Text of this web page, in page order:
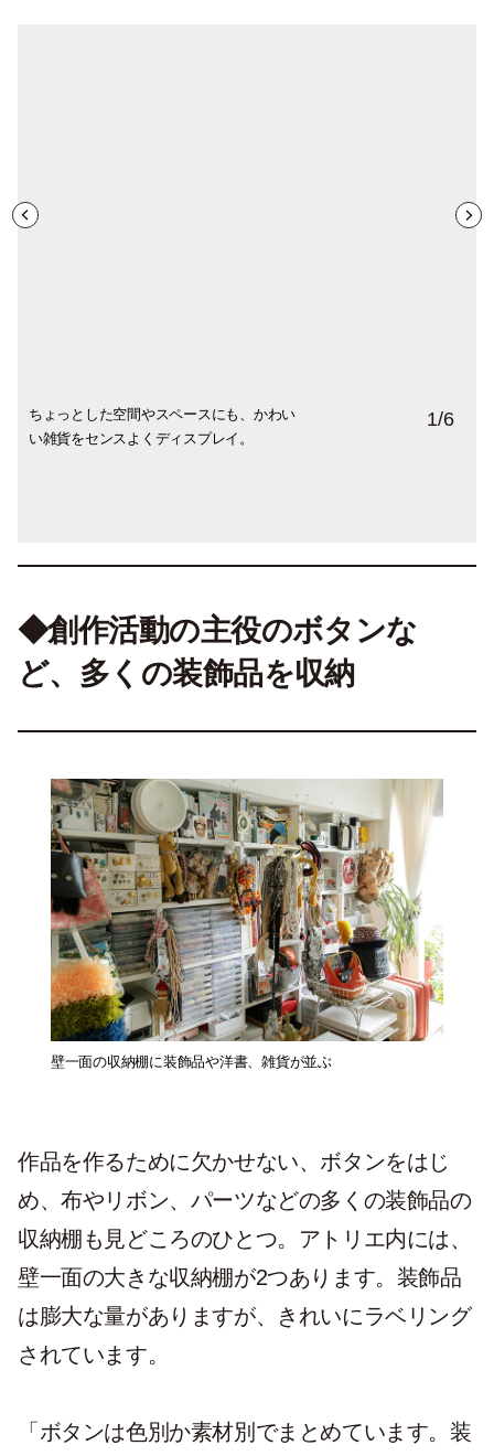
ちょっとした空間やスペースにも、かわい
い雑貨をセンスよくディスプレイ。
お気に入りのブローチは、飾りながら収
納。友人・しんやまさこさんのブランド
アジアのネットバッグや、ヨーロッパヴィ
ンテージの子供服など、背景が豊かなもの
片山さんが憧れている女性の1人、フリーダ
カーロ。「彼女の作品も素晴らしいです
竹久夢二の絵は、片山さんのお父さんが趣
味で集めていたものを譲り受けた。「竹久
観葉植物も大きなS字フックで吊るして。
恐竜や鳥のオブジェと共存する世界が可愛
1/6
◆創作活動の主役のボタンな
ど、多くの装飾品を収納
壁一面の収納棚に装飾品や洋書、雑貨が並ぶ
作品を作るために欠かせない、ボタンをはじ
め、布やリボン、パーツなどの多くの装飾品の
収納棚も見どころのひとつ。アトリエ内には、
壁一面の大きな収納棚が2つあります。装飾品
は膨大な量がありますが、きれいにラベリング
されています。
「ボタンは色別か素材別でまとめています。装